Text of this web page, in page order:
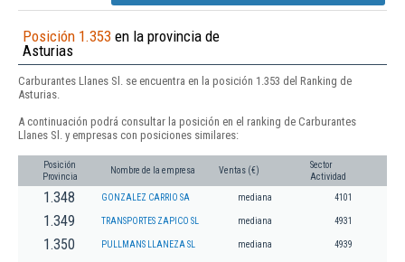
Posición 1.353 en la provincia de
Asturias
Carburantes Llanes Sl. se encuentra en la posición 1.353 del Ranking de
Asturias.
A continuación podrá consultar la posición en el ranking de Carburantes
Llanes Sl. y empresas con posiciones similares:
Posición
Provincia
Nombre de la empresa Ventas (€)
Sector
Actividad
1.348 GONZALEZ CARRIO SA mediana 4101
1.349 TRANSPORTES ZAPICO SL mediana 4931
1.350 PULLMANS LLANEZA SL mediana 4939